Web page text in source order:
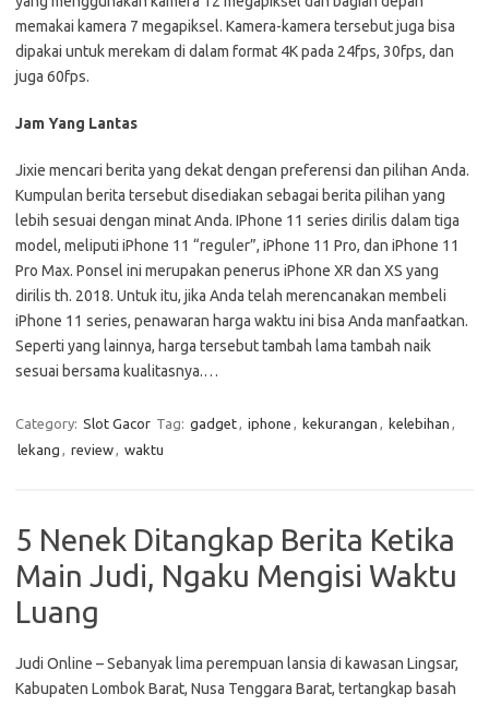
memakai kamera 7 megapiksel. Kamera-kamera tersebut juga bisa
dipakai untuk merekam di dalam format 4K pada 24fps, 30fps, dan
juga 60fps.
Jam Yang Lantas
Jixie mencari berita yang dekat dengan preferensi dan pilihan Anda.
Kumpulan berita tersebut disediakan sebagai berita pilihan yang
lebih sesuai dengan minat Anda. IPhone 11 series dirilis dalam tiga
model, meliputi iPhone 11 “reguler”, iPhone 11 Pro, dan iPhone 11
Pro Max. Ponsel ini merupakan penerus iPhone XR dan XS yang
dirilis th. 2018. Untuk itu, jika Anda telah merencanakan membeli
iPhone 11 series, penawaran harga waktu ini bisa Anda manfaatkan.
Seperti yang lainnya, harga tersebut tambah lama tambah naik
sesuai bersama kualitasnya.…
Category: Slot Gacor Tag: gadget, iphone , kekurangan , kelebihan ,
lekang , review, waktu
5 Nenek Ditangkap Berita Ketika
Main Judi, Ngaku Mengisi Waktu
Luang
Judi Online – Sebanyak lima perempuan lansia di kawasan Lingsar,
Kabupaten Lombok Barat, Nusa Tenggara Barat, tertangkap basah